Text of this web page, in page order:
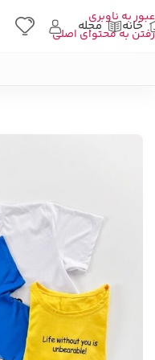
عبور به ناوبری
رفتن به محتوای اصلی
خانه مجله